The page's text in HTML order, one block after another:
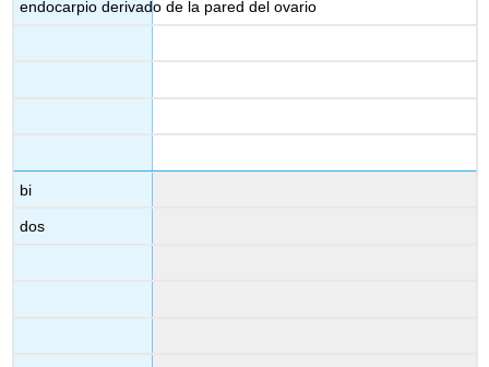
endocarpio derivado de la pared del ovario
bi
dos